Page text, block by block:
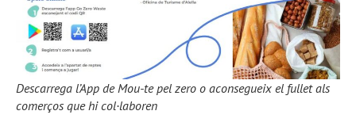
Descarrega l’App de Mou-te pel zero o aconsegueix el fullet als
comerços que hi col·laboren